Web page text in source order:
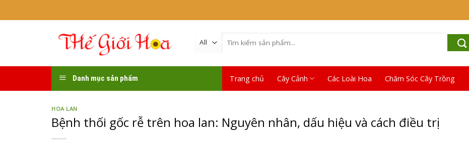
to
Danh mục sản phẩm Trang chủ Cây Cảnh Các Loài Hoa Chăm Sóc Cây Trồng
HOA LAN
Bệnh thối gốc rễ trên hoa lan: Nguyên nhân, dấu hiệu và cách điều trị